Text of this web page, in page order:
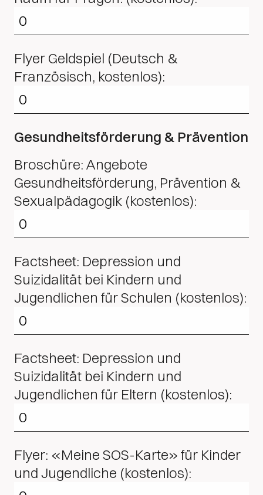
Flyer Geldspiel (Deutsch &
Französisch, kostenlos):
Gesundheitsförderung & Prävention
Broschüre: Angebote
Gesundheitsförderung, Prävention &
Sexualpädagogik (kostenlos):
Factsheet: Depression und
Suizidalität bei Kindern und
Jugendlichen für Schulen (kostenlos):
Factsheet: Depression und
Suizidalität bei Kindern und
Jugendlichen für Eltern (kostenlos):
Flyer: «Meine SOS-Karte» für Kinder
und Jugendliche (kostenlos):